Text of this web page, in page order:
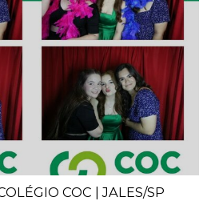
COC | JALES/SP